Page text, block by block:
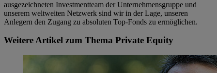
ausgezeichneten Investmentteam der Unternehmensgruppe und
unserem weltweiten Netzwerk sind wir in der Lage, unseren
Anlegern den Zugang zu absoluten Top-Fonds zu ermöglichen.
Weitere Artikel zum Thema Private Equity